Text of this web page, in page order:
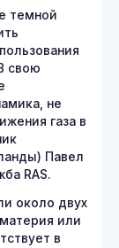
темной
свою
не
газа в
Павел
RAS.
около двух
или
в